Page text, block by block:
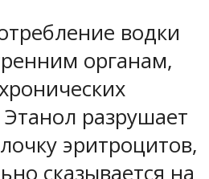
водки
органам,
разрушает
эритроцитов,
сказывается на